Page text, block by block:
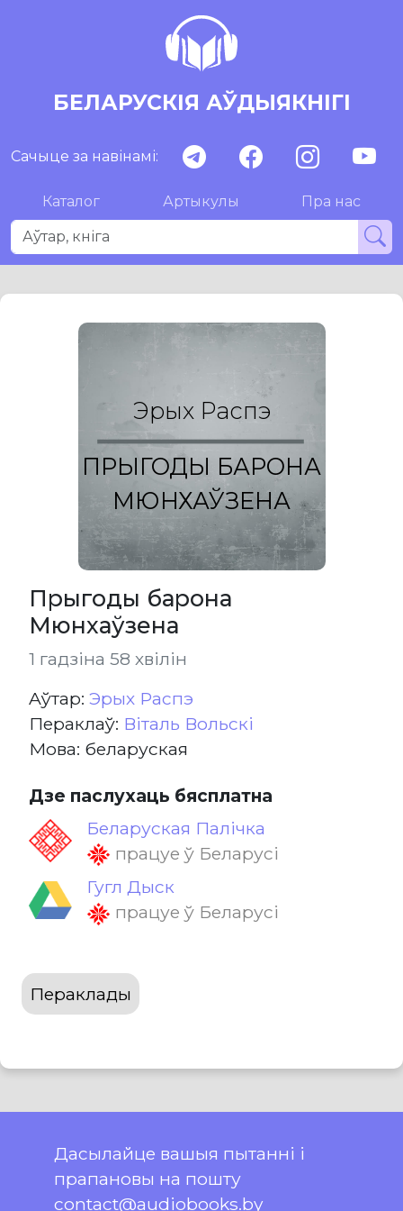
БЕЛАРУСКІЯ АЎДЫЯКНІГІ
Сачыце за навінамі:
Каталог Артыкулы Пра нас
Эрых Распэ
ПРЫГОДЫ БАРОНА
МЮНХАЎЗЕНА
Прыгоды барона
Мюнхаўзена
1 гадзіна 58 хвілін
Aўтар: Эрых Распэ
Пераклаў: Віталь Вольскі
Мова: беларуская
Дзе паслухаць бясплатна
Беларуская Палічка
працуе ў Беларусі
Гугл Дыск
працуе ў Беларусі
Пераклады
Дасылайце вашыя пытанні і
прапановы на пошту
contact@audiobooks.by